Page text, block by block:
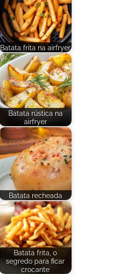
Batata frita na airfryer
Batata rústica na
airfryer
Batata recheada
Batata frita, o
segredo para ficar
crocante